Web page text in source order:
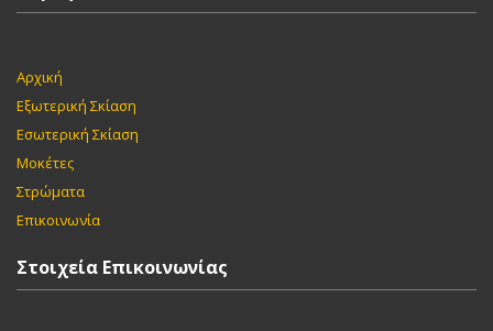
Αρχική
Εξωτερική Σκίαση
Εσωτερική Σκίαση
Μοκέτες
Στρώματα
Επικοινωνία
Στοιχεία Επικοινωνίας